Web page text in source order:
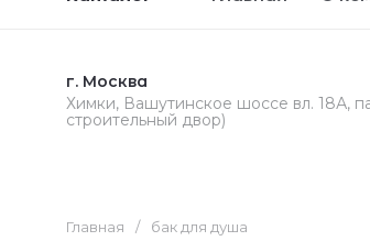
г. Москва
Химки, Вашутинское шоссе вл. 18А,
строительный двор)
Главная / бак для душа